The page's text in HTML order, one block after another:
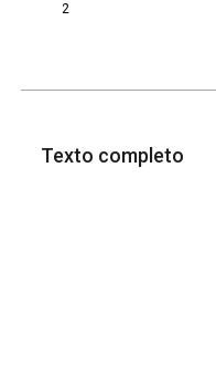
2
Texto completo